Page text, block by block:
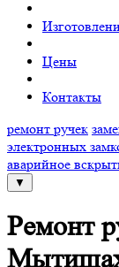
Цены
Контакты
ремонт ручек
электронных
аварийное
▼
Ремонт